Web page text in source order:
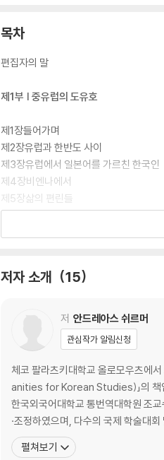
목차
편집자의 말
제1부 | 중유럽의 도유호
제1장들어가며
제2장유럽과 한반도 사이
제3장유럽에서 일본어를 가르친 한국인
제4장비엔나에서
제5장삶의 편린들
제6장비엔나에 보관된 한국인의 목소리
제9장비엔나 시기
제10장세계대전 속 중유럽의 한국인
제11장영상 속 한국인의 흔적
제12장해방 이후 흔적들
제13장한흥수의 저작들
제3부 | 냉전 속 두 명의 한국인
제14장스파이? 혁명가?
저자 소개 15
저 안드레아스 쉬르머
관심작가 알림신청
체코 팔라츠키대학교 올로모우츠에
anities for Korean Studies)」의 책
한국외국어대학교 통번역대학원 조
·조정하였으며, 다수의 국제 학술대
펼쳐보기